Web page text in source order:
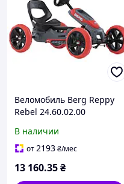
Веломобиль Berg Reppy
Rebel 24.60.02.00
В наличии
от2193₴/мес
13 160.35₴